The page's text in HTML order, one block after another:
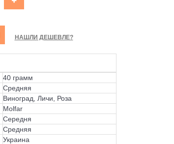
НАШЛИ ДЕШЕВЛЕ?
40 грамм
Средняя
Виноград, Личи, Роза
Molfar
Середня
Средняя
Украина